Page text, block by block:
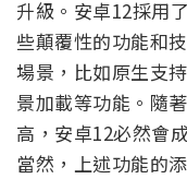
升級。安卓12採用
些顛覆性的功能和
場景，比如原生支
景加載等功能。隨
高，安卓12必然會
當然，上述功能的